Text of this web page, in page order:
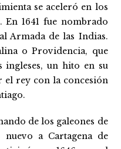
se aceleró en los
1641 fue nombrado
Armada de las Indias.
o Providencia, que
ingleses, un hito en su
rey con la concesión
de los galeones de
a Cartagena de